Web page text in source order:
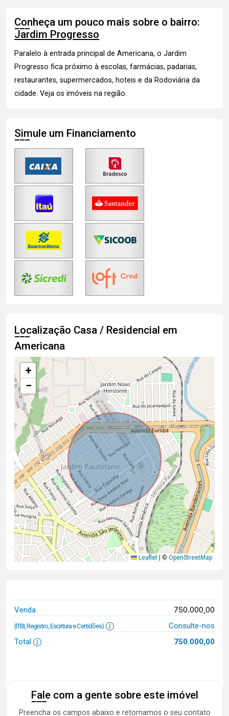
Conheça um pouco mais sobre o bairro:
Jardim Progresso
Paralelo à entrada principal de Americana, o Jardim
Progresso fica próximo à escolas, farmácias, padarias,
restaurantes, supermercados, hoteis e da Rodoviária da
cidade. Veja os imóveis na região.
Simule um Financiamento
Localização Casa / Residencial em
Americana
+
−
Leaflet | © OpenStreetMap
Venda 750.000,00
(ITBI, Registro, Escritura e Certidões)
Consulte-nos
Total
750.000,00
Fale com a gente sobre este imóvel
Preencha os campos abaixo e retornamos o seu contato